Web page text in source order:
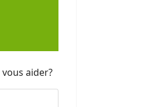
aider?